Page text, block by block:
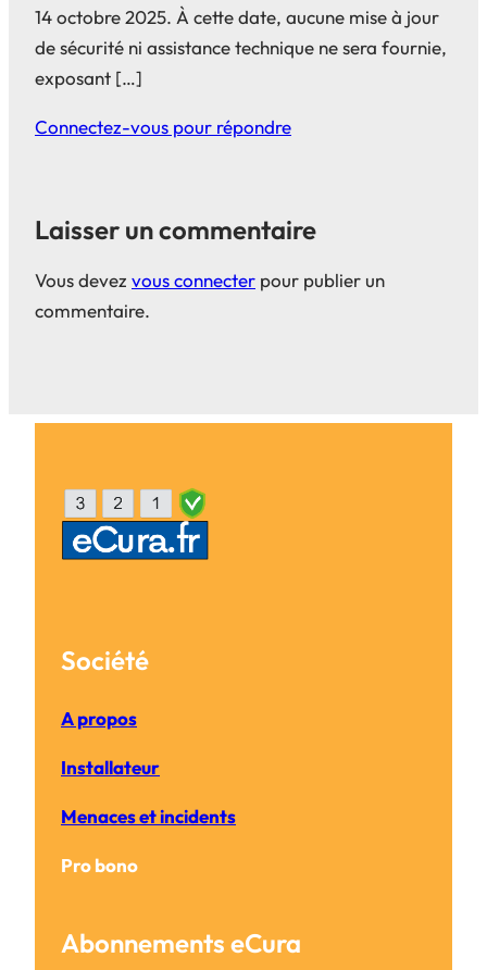
14 octobre 2025. À cette date, aucune mise à jour
de sécurité ni assistance technique ne sera fournie,
exposant […]
Connectez-vous pour répondre
Laisser un commentaire
Vous devez vous connecter pour publier un
commentaire.
Société
A propos
Installateur
Menaces et incidents
Pro bono
Abonnements eCura